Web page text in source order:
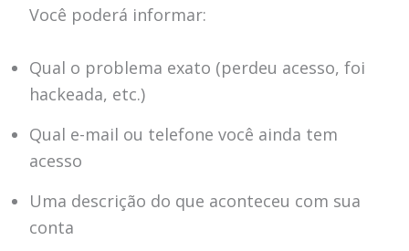
Você poderá informar:
Qual o problema exato (perdeu acesso, foi
hackeada, etc.)
Qual e-mail ou telefone você ainda tem
acesso
Uma descrição do que aconteceu com sua
conta